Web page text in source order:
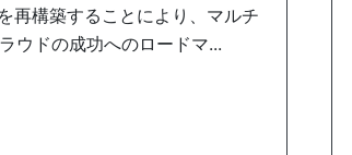
再構築することにより、マルチ
ウドの成功へのロードマ...